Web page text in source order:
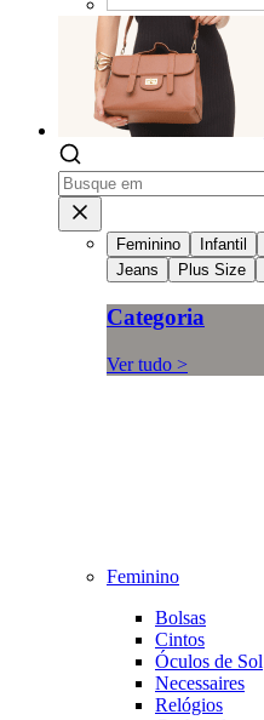
Feminino Infantil
Jeans
Plus Size
Categoria
Ver tudo >
Feminino
Bolsas
Cintos
Óculos de Sol
Necessaires
Relógios